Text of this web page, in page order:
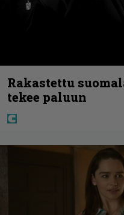
Rakastettu
tekee paluun